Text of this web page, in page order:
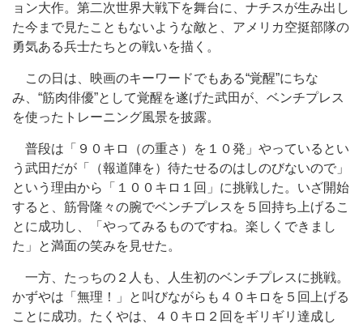
ョン大作。第二次世界大戦下を舞台に、ナチスが生み出し
た今まで見たこともないような敵と、アメリカ空挺部隊の
勇気ある兵士たちとの戦いを描く。
この日は、映画のキーワードでもある“覚醒”にちな
み、“筋肉俳優”として覚醒を遂げた武田が、ベンチプレス
を使ったトレーニング風景を披露。
普段は「９０キロ（の重さ）を１０発」やっているとい
う武田だが「（報道陣を）待たせるのはしのびないので」
という理由から「１００キロ１回」に挑戦した。いざ開始
すると、筋骨隆々の腕でベンチプレスを５回持ち上げるこ
とに成功し、「やってみるものですね。楽しくできまし
た」と満面の笑みを見せた。
一方、たっちの２人も、人生初のベンチプレスに挑戦。
かずやは「無理！」と叫びながらも４０キロを５回上げる
ことに成功。たくやは、４０キロ２回をギリギリ達成し